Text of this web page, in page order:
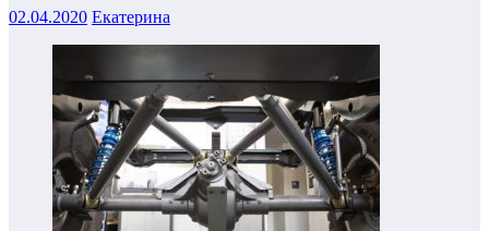
02.04.2020 Екатерина